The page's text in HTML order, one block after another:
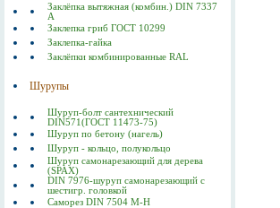
Заклёпка вытяжная (комбин.) DIN 7337
А
Заклепка гриб ГОСТ 10299
Заклепка-гайка
Заклёпки комбинированные RAL
Шурупы
Шуруп-болт сантехнический
DIN571(ГОСТ 11473-75)
Шуруп по бетону (нагель)
Шуруп - кольцо, полукольцо
Шуруп самонарезающий для дерева
(SPAX)
DIN 7976-шуруп самонарезающий с
шестигр. головкой
Саморез DIN 7504 M-H